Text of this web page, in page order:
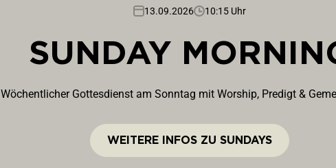
13.09.2026 10:15 Uhr
SUNDAY
Wöchentlicher Gottesdienst am Sonntag mit Worship, Predigt &
WEITERE INFOS ZU SUNDAYS